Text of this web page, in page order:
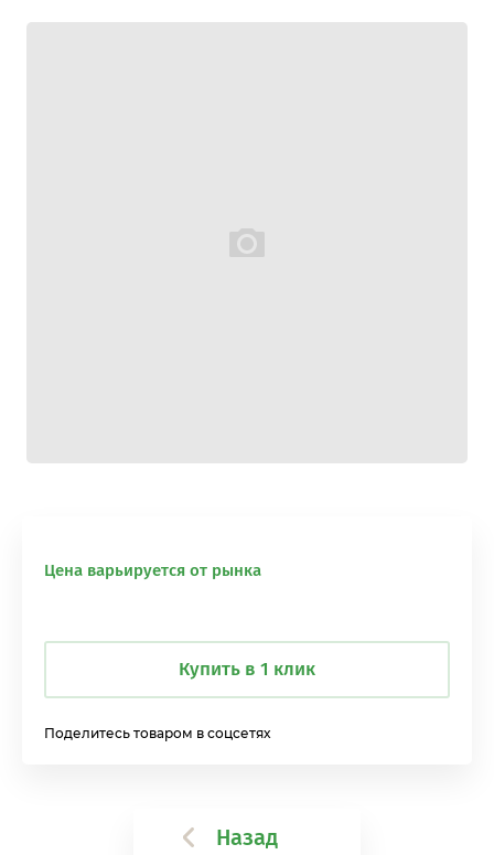
Цена варьируется от рынка
Купить в 1 клик
Поделитесь товаром в соцсетях
Назад